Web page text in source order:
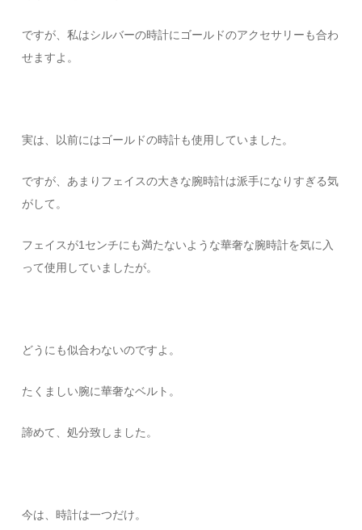
ですが、私はシルバーの時計にゴールドのアクセサリーも合わ
せますよ。
実は、以前にはゴールドの時計も使用していました。
ですが、あまりフェイスの大きな腕時計は派手になりすぎる気
がして。
フェイスが1センチにも満たないような華奢な腕時計を気に入
って使用していましたが。
どうにも似合わないのですよ。
たくましい腕に華奢なベルト。
諦めて、処分致しました。
今は、時計は一つだけ。